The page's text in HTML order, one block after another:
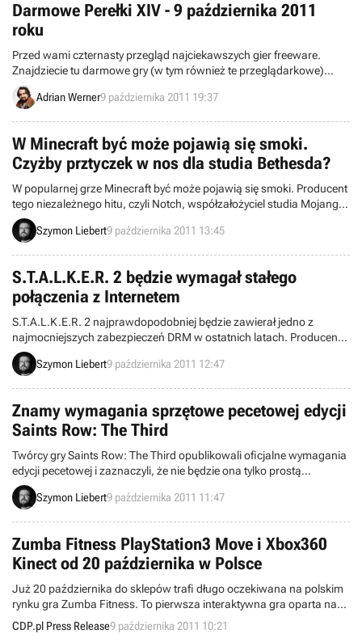
Darmowe Perełki XIV - 9 października 2011
roku
Przed wami czternasty przegląd najciekawszych gier freeware.
Znajdziecie tu darmowe gry (w tym również te przeglądarkowe)
które potrafią dostarczyć wiele zabawy, ale również ruszą nawet na
najsłabszych netbookach. Ten przegląd obejmuje tydzień od 2 do 9
Adrian Werner9 października 2011 19:37
W Minecraft być może pojawią się smoki.
Czyżby prztyczek w nos dla studia Bethesda?
W popularnej grze Minecraft być może pojawią się smoki. Producent
tego niezależnego hitu, czyli Notch, współzałożyciel studia Mojang,
opublikował nawet pierwsze obrazki prezentujące latające gady. Ten
pomysł bywa wiązany z pozwem sądowym wymierzonym przeciwko
Szymon Liebert9 października 2011 13:45
S.T.A.L.K.E.R. 2 będzie wymagał stałego
połączenia z Internetem
S.T.A.L.K.E.R. 2 najprawdopodobniej będzie zawierał jedno z
najmocniejszych zabezpieczeń DRM w ostatnich latach. Producent
GSC Game World ujawnił, że podczas prowadzenia zabawy trzeba
będzie utrzymywać stałe połączenie z Internetem, bo gra ściągnie
Szymon Liebert9 października 2011 12:47
Znamy wymagania sprzętowe pecetowej edycji
Saints Row: The Third
Twórcy gry Saints Row: The Third opublikowali oficjalne wymagania
edycji pecetowej i zaznaczyli, że nie będzie ona tylko prostą
konwersją z konsol. Producent obiecuje nawet pewne ekskluzywne
dodatki na komputerach osobistych.
Szymon Liebert9 października 2011 11:47
Zumba Fitness PlayStation3 Move i Xbox360
Kinect od 20 października w Polsce
Już 20 października do sklepów trafi długo oczekiwana na polskim
rynku gra Zumba Fitness. To pierwsza interaktywna gra oparta na
popularnym systemie fitness, który poprzez świetną zabawę
kształtuje sylwetkę, dba o kondycję, odchudza, ale przede wszystkim
CDP.pl Press Release9 października 2011 10:21